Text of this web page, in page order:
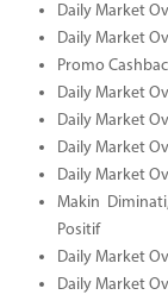
Daily Market
Daily Market
Promo
Daily Market
Daily Market
Daily Market
Daily Market
Makin
Positif
Daily Market
Daily Market